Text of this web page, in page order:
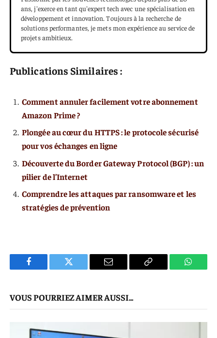
ans, j'exerce en tant qu'expert tech avec une spécialisation en
développement et innovation. Toujours à la recherche de
solutions performantes, je mets mon expérience au service de
projets ambitieux.
Publications Similaires :
Comment annuler facilement votre abonnement
Amazon Prime ?
Plongée au cœur du HTTPS : le protocole sécurisé
pour vos échanges en ligne
Découverte du Border Gateway Protocol (BGP) : un
pilier de l’Internet
Comprendre les attaques par ransomware et les
stratégies de prévention
Facebook Twitter
E-
Copier
VOUS POURRIEZ AIMER AUSSI...